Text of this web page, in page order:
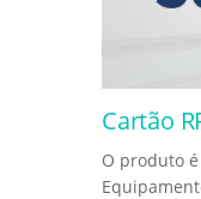
Cartão
O produto